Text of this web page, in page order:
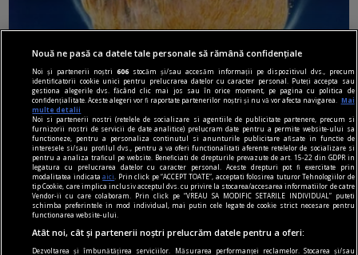
Viața de pe Pământ ar fi putut apărea de două
ori. Ce spune, de fapt, noul studiu despre
originea bacteriilor și arheelor
Viața de pe Pământ ar putea avea o istorie mai
complicată decât sugerează imaginea clasică a
unui singur început. Un studiu publicat în
Science Advances propune că trecerea de la
chimia neînsuflețită la un metabolism complet
Nouă ne pasă ca datele tale personale să rămână confidențiale
Noi și partenerii noștri606 stocăm și/sau accesăm informații pe dispozitivul dvs., precum
identificatorii cookie unici pentru prelucrarea datelor cu caracter personal. Puteți accepta sau
gestiona alegerile dvs. făcând clic mai jos sau în orice moment, pe pagina cu politica de
confidențialitate. Aceste alegeri vor fi raportate partenerilor noștri și nu vă vor afecta navigarea.
Mai
multe detalii
Noi si partenerii nostri (retelele de socializare si agentiile de publicitate partenere, precum si
furnizorii nostri de servicii de date analitice) prelucram date pentru a permite website-ului sa
functioneze, pentru a personaliza continutul si anunturile publicitare afisate in functie de
interesele si/sau profilul dvs., pentru a va oferi functionalitati aferente retelelor de socializare si
pentru a analiza traficul pe website. Beneficiati de drepturile prevazute de art. 15-22 din GDPR in
legatura cu prelucrarea datelor cu caracter personal. Aceste drepturi pot fi exercitate prin
modalitatea indicataaici
. Prin click pe “ACCEPT TOATE”, acceptati folosirea tuturor Tehnologiilor de
tip Cookie, care implica inclusiv acceptul dvs. cu privire la stocarea/accesarea informatiilor de catre
Vendor-ii cu care colaboram. Prin click pe “VREAU SA MODIFIC SETARILE INDIVIDUAL” puteti
schimba preferintele in mod individual, mai putin cele legate de cookie strict necesare pentru
functionarea website-ului.
Atât noi, cât și partenerii noștri prelucrăm datele pentru a oferi:
Dezvoltarea și îmbunătățirea serviciilor. Măsurarea performanței reclamelor. Stocarea și/sau